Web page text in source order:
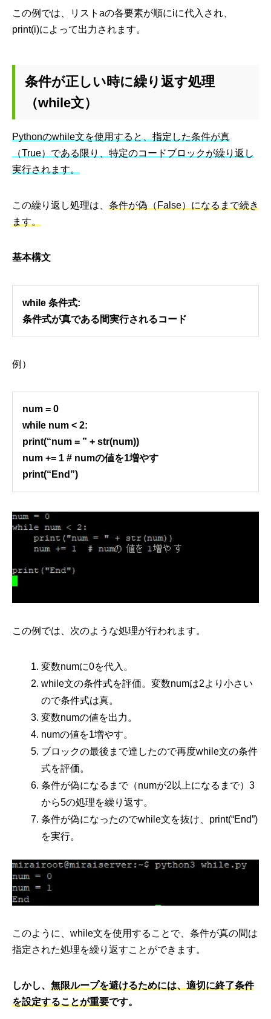
この例では、リストaの各要素が順にiに代入され、
print(i)によって出力されます。
条件が正しい時に繰り返す処理
（while文）
Pythonのwhile文を使用すると、指定した条件が真
（True）である限り、特定のコードブロックが繰り返し
実行されます。
この繰り返し処理は、 条件が偽（False）になるまで続き
ます。
基本構文
while 条件式:
条件式が真である間実行されるコード
例）
num = 0
while num < 2:
print(“num = ” + str(num))
num += 1 # numの値を1増やす
print(“End”)
この例では、次のような処理が行われます。
変数numに0を代入。
while文の条件式を評価。変数numは2より小さい
ので条件式は真。
変数numの値を出力。
numの値を1増やす。
ブロックの最後まで達したので再度while文の条件
式を評価。
条件が偽になるまで（numが2以上になるまで）3
から5の処理を繰り返す。
条件が偽になったのでwhile文を抜け、print(“End”)
を実行。
このように、while文を使用することで、条件が真の間は
指定された処理を繰り返すことができます。
しかし、 無限ループを避けるためには、適切に終了条件
を設定することが重要です。